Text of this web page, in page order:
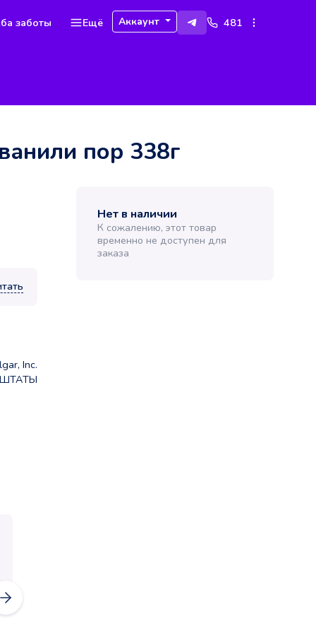
заботы Ещё Аккаунт 481
пор 338г
Inc.
Нет в наличии
К сожалению, этот товар
временно не доступен для
заказа